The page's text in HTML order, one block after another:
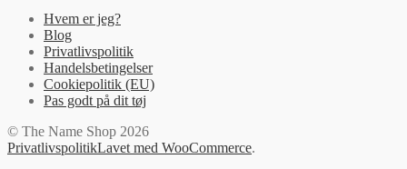
Hvem er jeg?
Blog
Privatlivspolitik
Handelsbetingelser
Cookiepolitik (EU)
Pas godt på dit tøj
© The Name Shop 2026
PrivatlivspolitikLavet med WooCommerce.